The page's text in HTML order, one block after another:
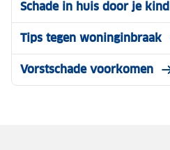
Schade in huis door je kind
Tips tegen woninginbraak
Vorstschade voorkomen